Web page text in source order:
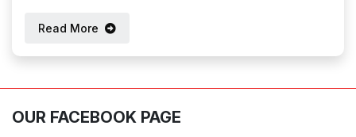
တက်ရောက်နိုင်မည့် နိုင်ငံများ၏ တက္ကသိုလ်တချို့မှ
အသေးစိတ်လေ့လာနိုင်ပါသည်။
ကျောင်းဝင်ခွင့်သတ်မှတ်
ကွဲပြားမှုဖြစ်နိုင်ပါသည်။
https://issuu.com/.../l3ifdhes_a5_apr2023_spreads_fina
l...
အဆင့်မြင့်ပညာရေးကို လျှောက်လှမ်းမည့်သူများ၊ UK နှင့်
degree programme တွေကို ဆက်လက်တက်ရောက်နိုင်ဖို့
ဖြေဆိုရမှာဖြစ်ပါတယ်။
Read More
OUR FACEBOOK PAGE